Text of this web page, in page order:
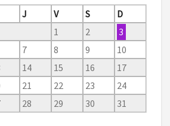
J V S
D
1
2
3
7 8 9
10
14 15 16
17
21 22 23
24
28 29 30
31